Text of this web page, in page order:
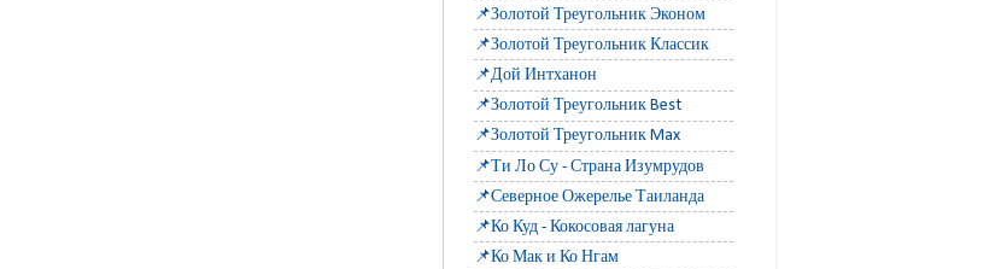
📌Золотой Треугольник Эконом
📌Золотой Треугольник Классик
📌Дой Интханон
📌Золотой Треугольник Best
📌Золотой Треугольник Max
📌Ти Ло Су - Страна Изумрудов
📌Северное Ожерелье Таиланда
📌Ко Куд - Кокосовая лагуна
📌Ко Мак и Ко Нгам